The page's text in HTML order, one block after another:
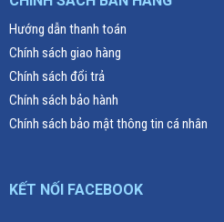
Hướng dẫn thanh toán
Chính sách giao hàng
Chính sách đổi trả
Chính sách bảo hành
Chính sách bảo mật thông tin cá nhân
KẾT NỐI FACEBOOK